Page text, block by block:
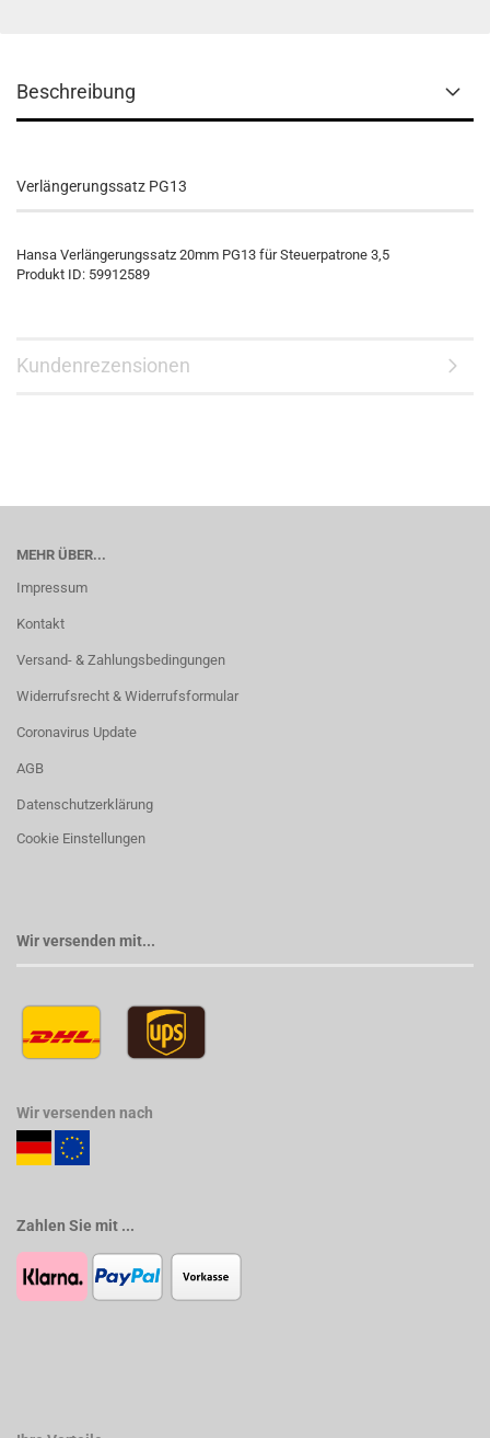
Beschreibung
Verlängerungssatz PG13
Hansa Verlängerungssatz 20mm PG13 für Steuerpatrone 3,5
Produkt ID: 59912589
Kundenrezensionen
MEHR ÜBER...
Impressum
Kontakt
Versand- & Zahlungsbedingungen
Widerrufsrecht & Widerrufsformular
Coronavirus Update
AGB
Datenschutzerklärung
Cookie Einstellungen
Wir versenden mit...
Wir versenden nach
Zahlen Sie mit ...